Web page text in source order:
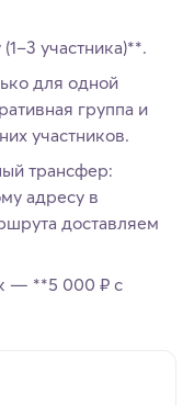
участника)**.
для одной
группа и
участников.
трансфер:
адресу в
доставляем
— **5 000 ₽ с